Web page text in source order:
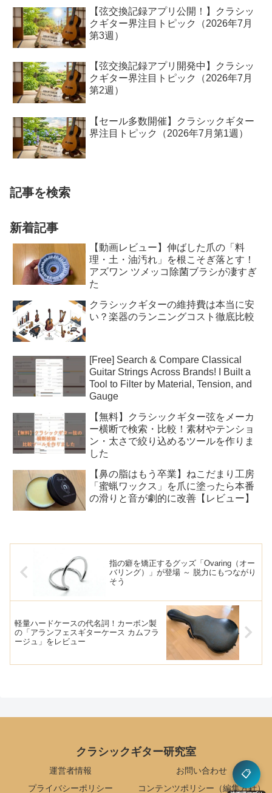
【弦交換記録アプリ公開！】クラシッ
クギター界注目トピック（2026年7月
第3週）
【弦交換記録アプリ開発中】クラシッ
クギター界注目トピック（2026年7月
第2週）
【セール多数開催】クラシックギター
界注目トピック（2026年7月第1週）
記事を検索
新着記事
【動画レビュー】伸ばした爪の「料
理・土・油汚れ」を根こそぎ落とす！
アズワン ツメッコ除菌ブラシが凄すぎ
た
クラシックギターの維持費は本当に安
い？楽器のランニングコスト徹底比較
[Free] Search & Compare Classical
Guitar Strings Across Brands! I Built a
Tool to Filter by Material, Tension, and
Gauge
【無料】クラシックギター弦をメーカ
ー横断で検索・比較！素材やテンショ
ン・太さで絞り込めるツールを作りま
した
【鼻の脂はもう卒業】ねこだまり工房
「蜜蝋ワックス」を爪に塗ったら本番
の滑りと音が劇的に改善【レビュー】
指の癖を矯正するグッズ「Ovaring（オー
バリング）」が登場 ～ 脱力にもつながり
そう
軽量ハードケースの代名詞！カーボン製
の「アランフェスギターケース カムフラ
ージュ」をレビュー
クラシックギター研究室
運営者情報
お問い合わせ
プライバシーポリシー
コンテンツポリシー（編集方針）
📋